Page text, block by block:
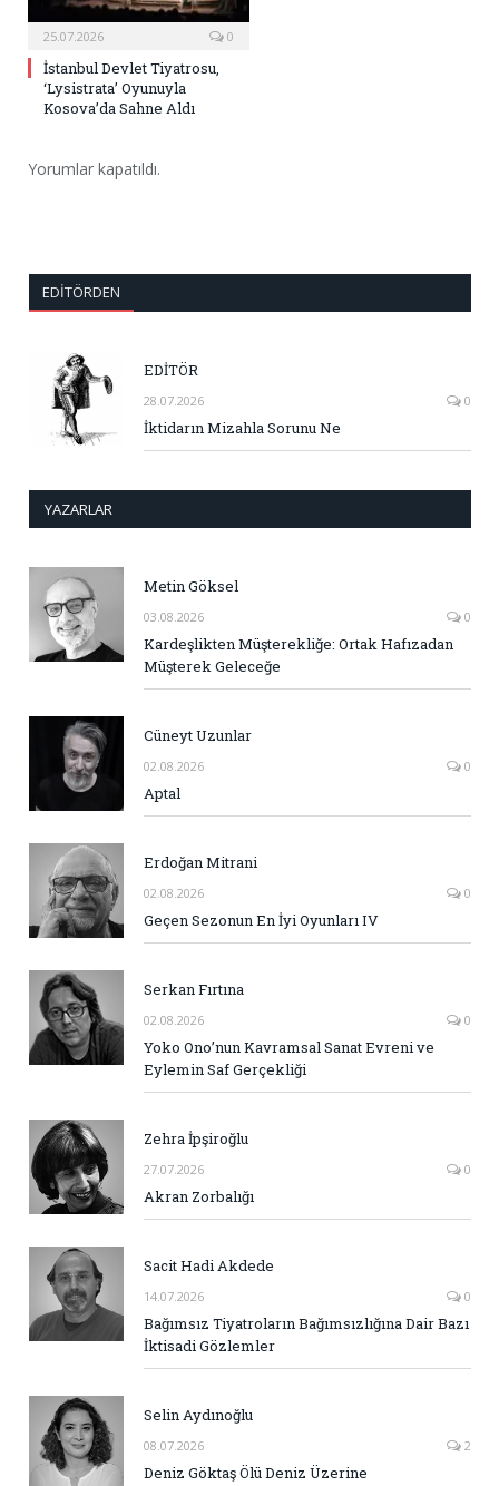
25.07.2026 0
İstanbul Devlet Tiyatrosu,
‘Lysistrata’ Oyunuyla
Kosova’da Sahne Aldı
Yorumlar kapatıldı.
EDITÖRDEN
EDİTÖR
28.07.2026 0
İktidarın Mizahla Sorunu Ne
YAZARLAR
Metin Göksel
03.08.2026 0
Kardeşlikten Müşterekliğe: Ortak Hafızadan
Müşterek Geleceğe
Cüneyt Uzunlar
02.08.2026 0
Aptal
Erdoğan Mitrani
02.08.2026 0
Geçen Sezonun En İyi Oyunları IV
Serkan Fırtına
02.08.2026 0
Yoko Ono’nun Kavramsal Sanat Evreni ve
Eylemin Saf Gerçekliği
Zehra İpşiroğlu
27.07.2026 0
Akran Zorbalığı
Sacit Hadi Akdede
14.07.2026 0
Bağımsız Tiyatroların Bağımsızlığına Dair Bazı
İktisadi Gözlemler
Selin Aydınoğlu
08.07.2026 2
Deniz Göktaş Ölü Deniz Üzerine